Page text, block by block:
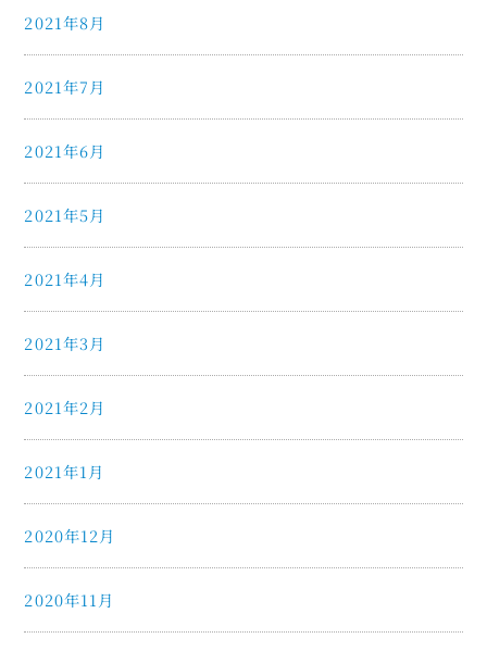
2021年8月
2021年7月
2021年6月
2021年5月
2021年4月
2021年3月
2021年2月
2021年1月
2020年12月
2020年11月